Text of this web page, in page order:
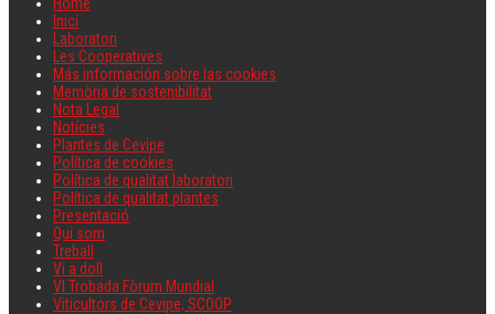
Inici
Laboratori
Les Cooperatives
Más información sobre las cookies
Memòria de sostenibilitat
Nota Legal
Notícies
Plantes de Cevipe
Política de cookies
Política de qualitat laboratori
Política de qualitat plantes
Presentació
Qui som
Treball
Vi a doll
VI Trobada Fòrum Mundial
Viticultors de Cevipe, SCOOP